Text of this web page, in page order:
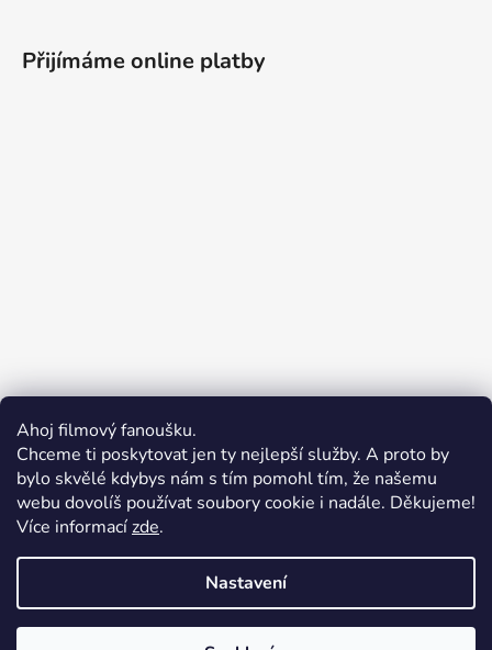
Ahoj filmový fanoušku.
Chceme ti poskytovat jen ty nejlepší služby. A proto by
bylo skvělé kdybys nám s tím pomohl tím, že našemu
webu dovolíš používat soubory cookie i nadále. Děkujeme!
Více informacízde.
Nastavení
Přijímáme online platby
Merchion | Pořiďte si vlastní merch
Midnight Gear | Ride the night, wear the soul